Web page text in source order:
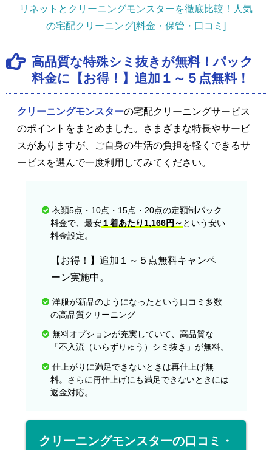
リネットとクリーニングモンスターを徹底比較！人気
の宅配クリーニング[料金・保管・口コミ]
高品質な特殊シミ抜きが無料！パック
料金に【お得！】追加１～５点無料！
クリーニングモンスターの宅配クリーニングサービス
のポイントをまとめました。さまざまな特長やサービ
スがありますが、ご自身の生活の負担を軽くできるサ
ービスを選んで一度利用してみてください。
衣類5点・10点・15点・20点の定額制パック
料金で、最安１着あたり1,166円～ という安い
料金設定。
【お得！】追加１～５点無料キャンペ
ーン実施中。
洋服が新品のようになったという口コミ多数
の高品質クリーニング
無料オプションが充実していて、高品質な
「不入流（いらずりゅう）シミ抜き」が無料。
仕上がりに満足できないときは再仕上げ無
料。さらに再仕上げにも満足できないときには
返金対応。
クリーニングモンスターの口コミ・